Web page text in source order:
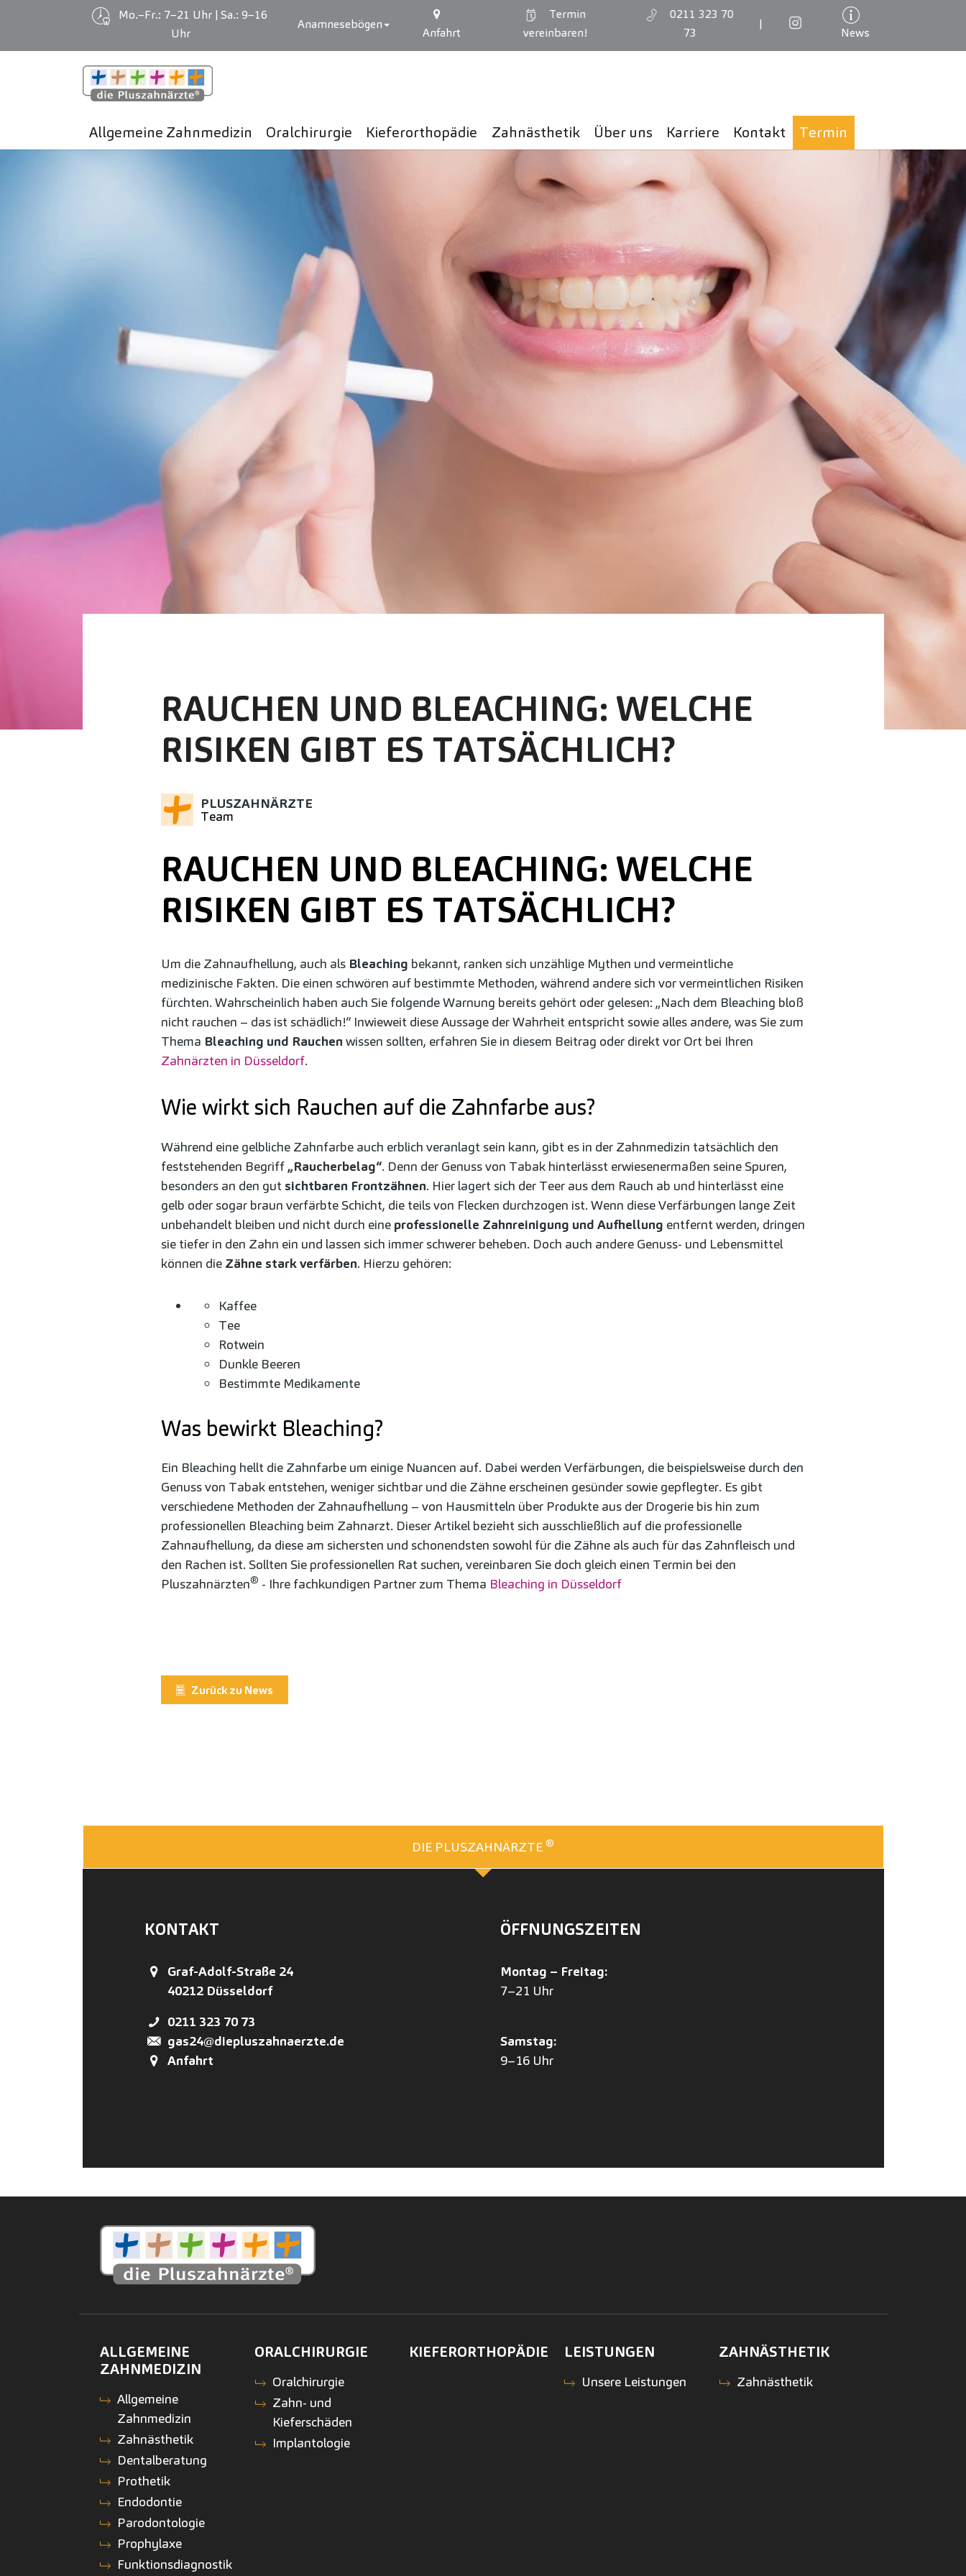
Zum Hauptinhalt springen
Mo.–Fr.: 7–21 Uhr | Sa.: 9–16
Uhr
Anamnesebögen
Anfahrt
Termin
vereinbaren!
0211 323 70
73
|
News
Allgemeine Zahnmedizin Oralchirurgie Kieferorthopädie Zahnästhetik Über uns Karriere Kontakt Termin
RAUCHEN UND BLEACHING: WELCHE
RISIKEN GIBT ES TATSÄCHLICH?
PLUSZAHNÄRZTE
Team
RAUCHEN UND BLEACHING: WELCHE
RISIKEN GIBT ES TATSÄCHLICH?
Um die Zahnaufhellung, auch als Bleaching bekannt, ranken sich unzählige Mythen und vermeintliche
medizinische Fakten. Die einen schwören auf bestimmte Methoden, während andere sich vor vermeintlichen Risiken
fürchten. Wahrscheinlich haben auch Sie folgende Warnung bereits gehört oder gelesen: „Nach dem Bleaching bloß
nicht rauchen – das ist schädlich!“ Inwieweit diese Aussage der Wahrheit entspricht sowie alles andere, was Sie zum
Thema Bleaching und Rauchen wissen sollten, erfahren Sie in diesem Beitrag oder direkt vor Ort bei Ihren
Zahnärzten in Düsseldorf.
Wie wirkt sich Rauchen auf die Zahnfarbe aus?
Während eine gelbliche Zahnfarbe auch erblich veranlagt sein kann, gibt es in der Zahnmedizin tatsächlich den
feststehenden Begriff „Raucherbelag“. Denn der Genuss von Tabak hinterlässt erwiesenermaßen seine Spuren,
besonders an den gut sichtbaren Frontzähnen. Hier lagert sich der Teer aus dem Rauch ab und hinterlässt eine
gelb oder sogar braun verfärbte Schicht, die teils von Flecken durchzogen ist. Wenn diese Verfärbungen lange Zeit
unbehandelt bleiben und nicht durch eine professionelle Zahnreinigung und Aufhellung entfernt werden, dringen
sie tiefer in den Zahn ein und lassen sich immer schwerer beheben. Doch auch andere Genuss- und Lebensmittel
können die Zähne stark verfärben. Hierzu gehören:
Kaffee
Tee
Rotwein
Dunkle Beeren
Bestimmte Medikamente
Was bewirkt Bleaching?
Ein Bleaching hellt die Zahnfarbe um einige Nuancen auf. Dabei werden Verfärbungen, die beispielsweise durch den
Genuss von Tabak entstehen, weniger sichtbar und die Zähne erscheinen gesünder sowie gepflegter. Es gibt
verschiedene Methoden der Zahnaufhellung – von Hausmitteln über Produkte aus der Drogerie bis hin zum
professionellen Bleaching beim Zahnarzt. Dieser Artikel bezieht sich ausschließlich auf die professionelle
Zahnaufhellung, da diese am sichersten und schonendsten sowohl für die Zähne als auch für das Zahnfleisch und
den Rachen ist. Sollten Sie professionellen Rat suchen, vereinbaren Sie doch gleich einen Termin bei den
Pluszahnärzten® - Ihre fachkundigen Partner zum Thema Bleaching in Düsseldorf
Zurück zu News
DIE PLUSZAHNÄRZTE ®
KONTAKT
Graf-Adolf-Straße 24
40212 Düsseldorf
0211 323 70 73
gas24@diepluszahnaerzte.de
Anfahrt
ÖFFNUNGSZEITEN
Montag – Freitag:
7–21 Uhr
Samstag:
9–16 Uhr
ALLGEMEINE
ZAHNMEDIZIN
Allgemeine
Zahnmedizin
Zahnästhetik
Dentalberatung
Prothetik
Endodontie
Parodontologie
Prophylaxe
Funktionsdiagnostik
ORALCHIRURGIE
Oralchirurgie
Zahn- und
Kieferschäden
Implantologie
KIEFERORTHOPÄDIE LEISTUNGEN
Unsere Leistungen
ZAHNÄSTHETIK
Zahnästhetik